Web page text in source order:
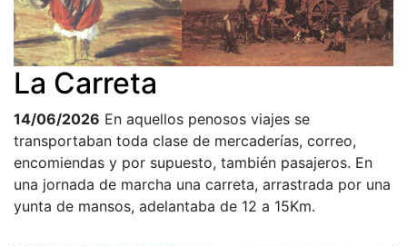
La Carreta
14/06/2026 En aquellos penosos viajes se
transportaban toda clase de mercaderías, correo,
encomiendas y por supuesto, también pasajeros. En
una jornada de marcha una carreta, arrastrada por una
yunta de mansos, adelantaba de 12 a 15Km.